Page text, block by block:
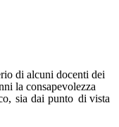
di alcuni docenti dei
la consapevolezza
sia dai punto di vista